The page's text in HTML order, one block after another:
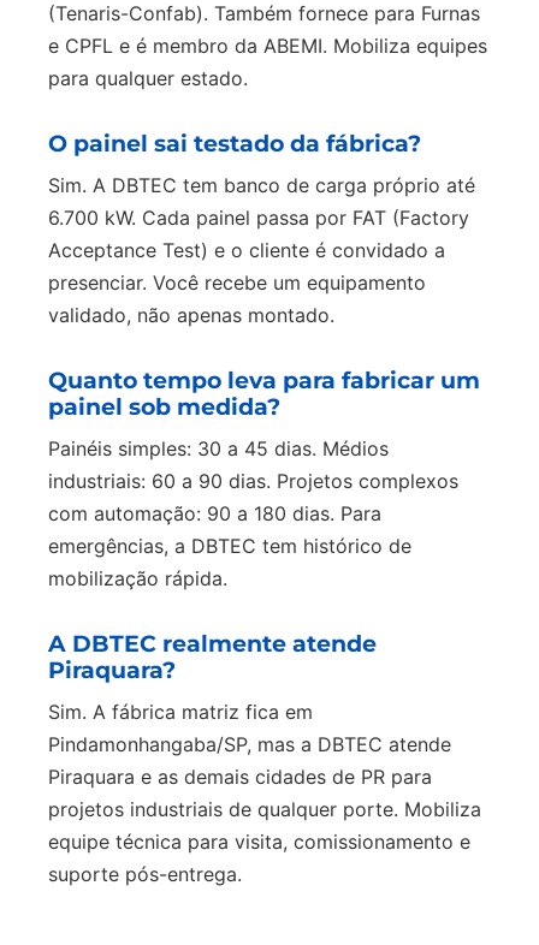
(Tenaris-Confab). Também fornece para Furnas
e CPFL e é membro da ABEMI. Mobiliza equipes
para qualquer estado.
O painel sai testado da fábrica?
Sim. A DBTEC tem banco de carga próprio até
6.700 kW. Cada painel passa por FAT (Factory
Acceptance Test) e o cliente é convidado a
presenciar. Você recebe um equipamento
validado, não apenas montado.
Quanto tempo leva para fabricar um
painel sob medida?
Painéis simples: 30 a 45 dias. Médios
industriais: 60 a 90 dias. Projetos complexos
com automação: 90 a 180 dias. Para
emergências, a DBTEC tem histórico de
mobilização rápida.
A DBTEC realmente atende
Piraquara?
Sim. A fábrica matriz fica em
Pindamonhangaba/SP, mas a DBTEC atende
Piraquara e as demais cidades de PR para
projetos industriais de qualquer porte. Mobiliza
equipe técnica para visita, comissionamento e
suporte pós-entrega.